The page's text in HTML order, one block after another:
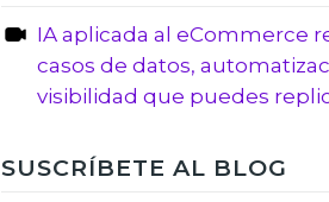
IA aplicada al eCommerce
casos de datos,
visibilidad que puedes
SUSCRÍBETE AL BLOG